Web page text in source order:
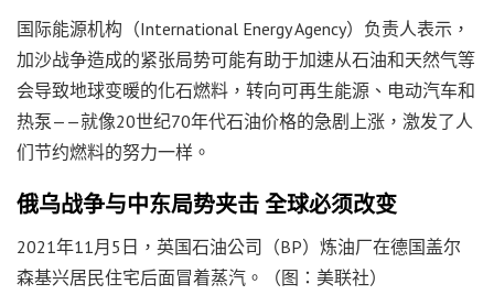
国际能源机构（International Energy Agency）负责人表示，
加沙战争造成的紧张局势可能有助于加速从石油和天然气等
会导致地球变暖的化石燃料，转向可再生能源、电动汽车和
热泵——就像20世纪70年代石油价格的急剧上涨，激发了人
们节约燃料的努力一样。
俄乌战争与中东局势夹击 全球必须改变
2021年11月5日，英国石油公司（BP）炼油厂在德国盖尔
森基兴居民住宅后面冒着蒸汽。（图：美联社）